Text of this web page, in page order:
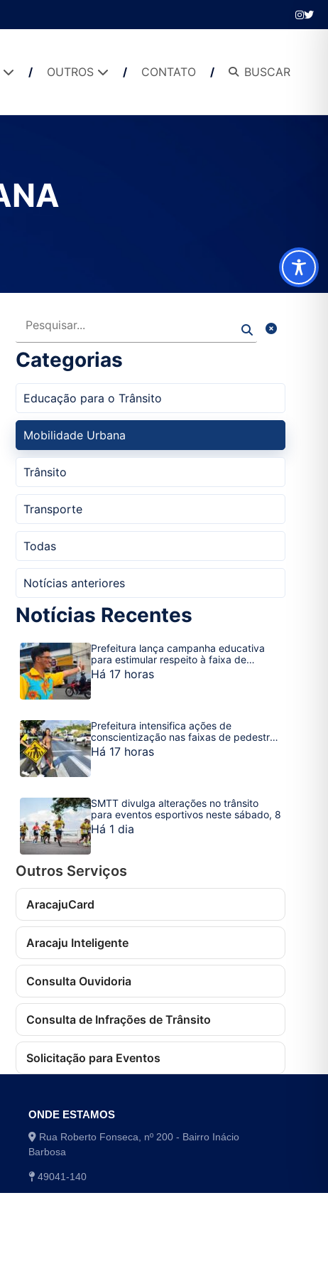
OUTROS CONTATO BUSCAR
Categorias
Educação para o Trânsito
Mobilidade Urbana
Trânsito
Transporte
Todas
Notícias anteriores
Notícias Recentes
Prefeitura lança campanha educativa
para estimular respeito à faixa de
pedestres
Há 17 horas
Prefeitura intensifica ações de
conscientização nas faixas de pedestre
da capital sergipana
Há 17 horas
SMTT divulga alterações no trânsito
para eventos esportivos neste sábado, 8
Há 1 dia
Outros Serviços
AracajuCard
Aracaju Inteligente
Consulta Ouvidoria
Consulta de Infrações de Trânsito
Solicitação para Eventos
ONDE ESTAMOS
Rua Roberto Fonseca, nº 200 - Bairro Inácio
Barbosa
49041-140